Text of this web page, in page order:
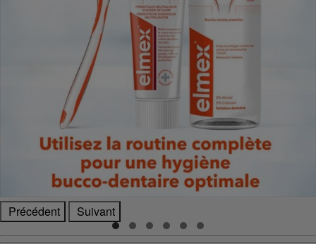
Précédent Suivant